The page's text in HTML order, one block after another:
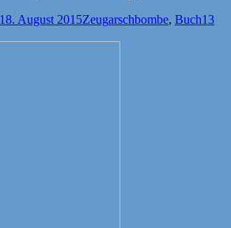
18. August 2015Kategorien
ZeugSchlagwörter
arschbombe, Buch13